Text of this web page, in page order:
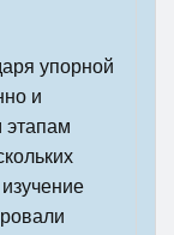
упорной
и
этапам